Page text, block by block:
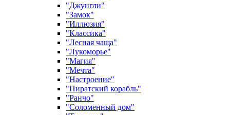
"Джунгли"
"Замок"
"Иллюзия"
"Классика"
"Лесная чаща"
"Лукоморье"
"Магия"
"Мечта"
"Настроение"
"Пиратский корабль"
"Ранчо"
"Соломенный дом"